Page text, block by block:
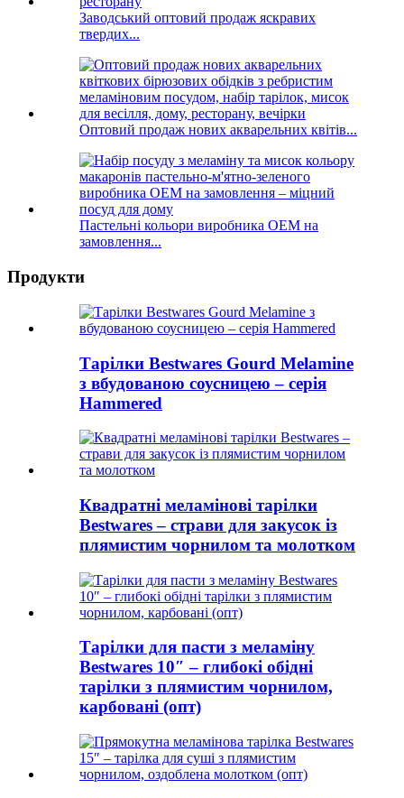
Заводський оптовий продаж яскравих
твердих...
Оптовий продаж нових акварельних квітів...
Пастельні кольори виробника OEM на
замовлення...
Продукти
Тарілки Bestwares Gourd Melamine
з вбудованою соусницею – серія
Hammered
Квадратні меламінові тарілки
Bestwares – страви для закусок із
плямистим чорнилом та молотком
Тарілки для пасти з меламіну
Bestwares 10″ – глибокі обідні
тарілки з плямистим чорнилом,
карбовані (опт)